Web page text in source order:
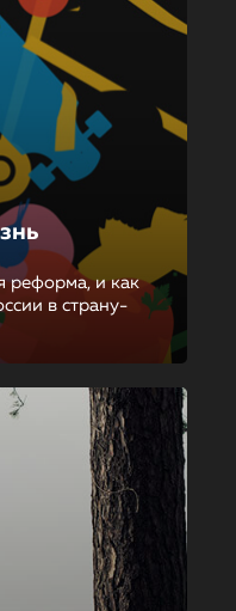
реформа, и как
в страну-